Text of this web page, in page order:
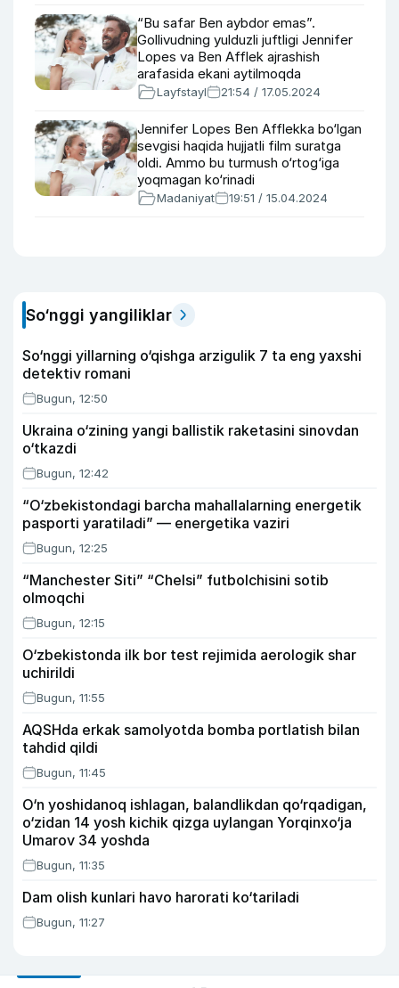
“Bu safar Ben aybdor emas”.
Gollivudning yulduzli juftligi Jennifer
Lopes va Ben Afflek ajrashish
arafasida ekani aytilmoqda
Layfstayl 21:54 / 17.05.2024
Jennifer Lopes Ben Afflekka bo‘lgan
sevgisi haqida hujjatli film suratga
oldi. Ammo bu turmush o‘rtog‘iga
yoqmagan ko‘rinadi
Madaniyat 19:51 / 15.04.2024
So‘nggi yangiliklar
So‘nggi yillarning o‘qishga arzigulik 7 ta eng yaxshi
detektiv romani
Bugun, 12:50
Ukraina o‘zining yangi ballistik raketasini sinovdan
o‘tkazdi
Bugun, 12:42
“O‘zbekistondagi barcha mahallalarning energetik
pasporti yaratiladi” — energetika vaziri
Bugun, 12:25
“Manchester Siti” “Chelsi” futbolchisini sotib
olmoqchi
Bugun, 12:15
O‘zbekistonda ilk bor test rejimida aerologik shar
uchirildi
Bugun, 11:55
AQSHda erkak samolyotda bomba portlatish bilan
tahdid qildi
Bugun, 11:45
O‘n yoshidanoq ishlagan, balandlikdan qo‘rqadigan,
o‘zidan 14 yosh kichik qizga uylangan Yorqinxo‘ja
Umarov 34 yoshda
Bugun, 11:35
Dam olish kunlari havo harorati ko‘tariladi
Bugun, 11:27